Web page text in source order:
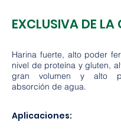
EXCLUSIVA DE LA
Harina fuerte, alto poder
nivel de proteína y gluten,
gran volumen y alto
absorción de agua.
Aplicaciones: